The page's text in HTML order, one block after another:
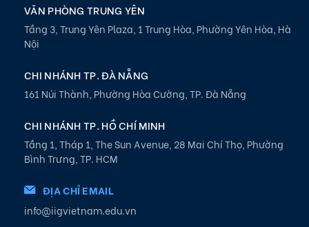
VĂN PHÒNG TRUNG YÊN
Tầng 3, Trung Yên Plaza, 1 Trung Hòa, Phường Yên Hòa, Hà
Nội
CHI NHÁNH TP. ĐÀ NẴNG
161 Núi Thành, Phường Hòa Cường, TP. Đà Nẵng
CHI NHÁNH TP. HỒ CHÍ MINH
Tầng 1, Tháp 1, The Sun Avenue, 28 Mai Chí Thọ, Phường
Bình Trưng, TP. HCM
ĐỊA CHỈ EMAIL
info@iigvietnam.edu.vn